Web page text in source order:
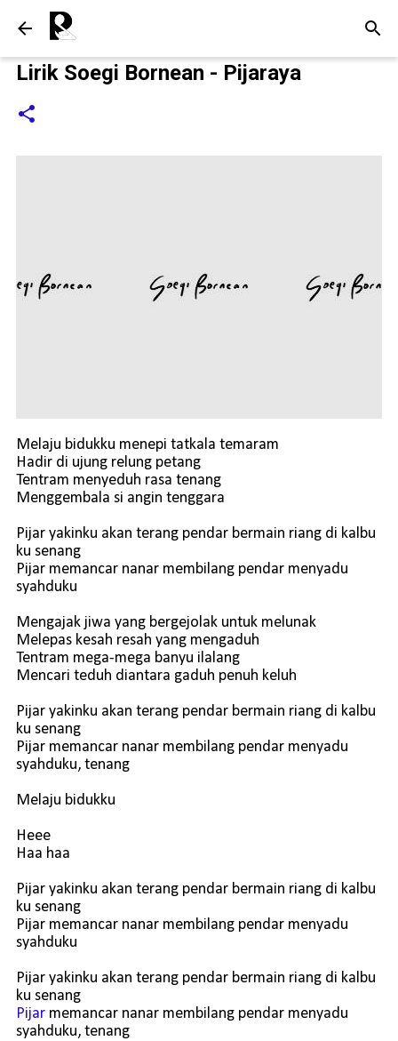
Lirik Soegi Bornean - Pijaraya
Melaju bidukku menepi tatkala temaram
Hadir di ujung relung petang
Tentram menyeduh rasa tenang
Menggembala si angin tenggara
Pijar yakinku akan terang pendar bermain riang di kalbu
ku senang
Pijar memancar nanar membilang pendar menyadu
syahduku
Mengajak jiwa yang bergejolak untuk melunak
Melepas kesah resah yang mengaduh
Tentram mega-mega banyu ilalang
Mencari teduh diantara gaduh penuh keluh
Pijar yakinku akan terang pendar bermain riang di kalbu
ku senang
Pijar memancar nanar membilang pendar menyadu
syahduku, tenang
Melaju bidukku
Heee
Haa haa
Pijar yakinku akan terang pendar bermain riang di kalbu
ku senang
Pijar memancar nanar membilang pendar menyadu
syahduku
Pijar yakinku akan terang pendar bermain riang di kalbu
ku senang
Pijar memancar nanar membilang pendar menyadu
syahduku, tenang